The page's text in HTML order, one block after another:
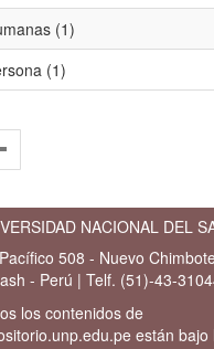
(1)
(1)
NACIONAL DEL
508 - Nuevo
- Perú | Telf. (51)-43-
los contenidos de
están bajo